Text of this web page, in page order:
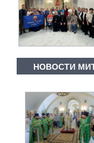
НОВОСТИ